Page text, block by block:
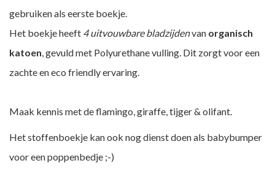
gebruiken als eerste boekje.
Het boekje heeft 4 uitvouwbare bladzijdenvan organisch
katoen, gevuld met Polyurethane vulling. Dit zorgt voor een
zachte en eco friendly ervaring.
Maak kennis met de flamingo, giraffe, tijger & olifant.
Het stoffenboekje kan ook nog dienst doen als babybumper
voor een poppenbedje ;-)